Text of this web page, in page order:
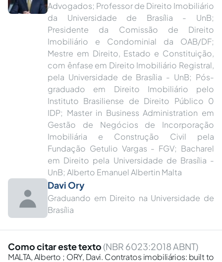
Advogados; Professor de Direito Imobiliário
da Universidade de Brasília - UnB;
Presidente da Comissão de Direito
Imobiliário e Condominial da OAB/DF;
Mestre em Direito, Estado e Constituição,
com ênfase em Direito Imobiliário Registral,
pela Universidade de Brasília - UnB; Pós-
graduado em Direito Imobiliário pelo
Instituto Brasiliense de Direito Público 0
IDP; Master in Business Administration em
Gestão de Negócios de Incorporação
Imobiliária e Construção Civil pela
Fundação Getulio Vargas - FGV; Bacharel
em Direito pela Universidade de Brasília -
UnB; Alberto Emanuel Albertin Malta
Davi Ory
Graduando em Direito na Universidade de
Brasília
Como citar este texto (NBR 6023:2018 ABNT)
MALTA, Alberto ; ORY, Davi. Contratos imobiliários: built to